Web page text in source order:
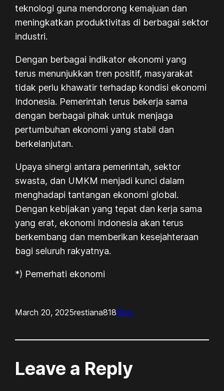
teknologi guna mendorong kemajuan dan
meningkatkan produktivitas di berbagai sektor
industri.
Dengan berbagai indikator ekonomi yang
terus menunjukkan tren positif, masyarakat
tidak perlu khawatir terhadap kondisi ekonomi
Indonesia. Pemerintah terus bekerja sama
dengan berbagai pihak untuk menjaga
pertumbuhan ekonomi yang stabil dan
berkelanjutan.
Upaya sinergi antara pemerintah, sektor
swasta, dan UMKM menjadi kunci dalam
menghadapi tantangan ekonomi global.
Dengan kebijakan yang tepat dan kerja sama
yang erat, ekonomi Indonesia akan terus
berkembang dan memberikan kesejahteraan
bagi seluruh rakyatnya.
*) Pemerhati ekonomi
March 20, 2025restiana818Blog
Leave a Reply